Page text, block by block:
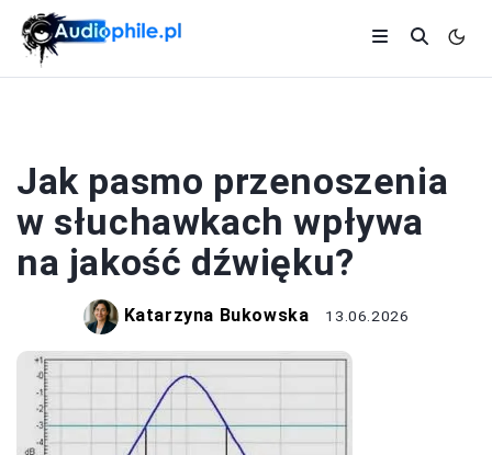
Jak pasmo przenoszenia
w słuchawkach wpływa
na jakość dźwięku?
Katarzyna Bukowska 13.06.2026